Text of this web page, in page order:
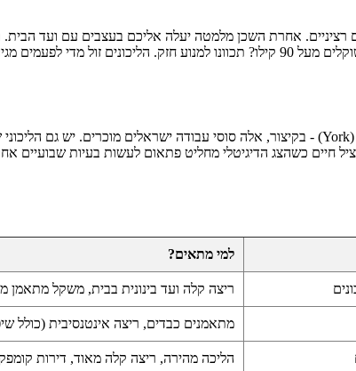
שקט עם בולמי זעזועים רציניים. אחרת השכן מלמטה יעלה אליכם בעצבים
מ-45-50 ס"מ אם אתם אשכרה מתכננים לרוץ, ולא רק ללכת תוך כדי בינג' בנטפליקס. וכמובן, כוח סוס (כ"ס). שוקלים מעל
חיים כשהצג הדיגיטלי מחליט פתאום לעשות בעיות שבועיים
למי מתאים?
ריצה קלה ועד בינונית בבית, משקל מתאמן
מתאמנים כבדים, ריצה אינטנסיבית (כולל
הליכה מהירה, ריצה קלה מאוד, דירות